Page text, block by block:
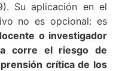
Su aplicación en el
no es opcional: es
o investigador
corre el riesgo de
crítica de los